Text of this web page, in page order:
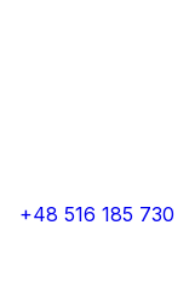
+48 516 185 730